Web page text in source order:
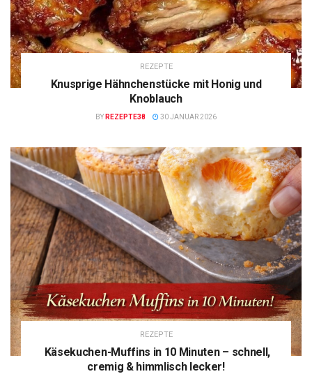
REZEPTE
Knusprige Hähnchenstücke mit Honig und
Knoblauch
BY REZEPTE38 30 JANUAR 2026
REZEPTE
Käsekuchen-Muffins in 10 Minuten – schnell,
cremig & himmlisch lecker!